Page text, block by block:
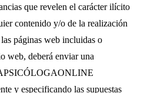
que revelen el carácter ilícito
contenido y/o de la realización
páginas web incluidas o
web, deberá enviar una
y especificando las supuestas